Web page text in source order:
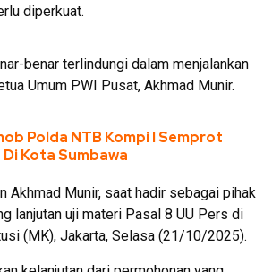
diperkuat.
benar terlindungi dalam menjalankan
Umum PWI Pusat, Akhmad Munir.
Polda NTB Kompi I Semprot
Kota Sumbawa
Akhmad Munir, saat hadir sebagai pihak
lanjutan uji materi Pasal 8 UU Pers di
(MK), Jakarta, Selasa (21/10/2025).